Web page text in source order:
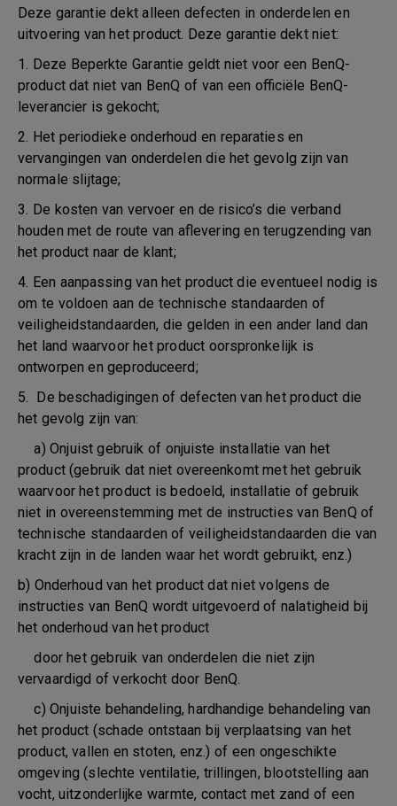
Deze garantie dekt alleen defecten in onderdelen en
uitvoering van het product. Deze garantie dekt niet:
1. Deze Beperkte Garantie geldt niet voor een BenQ-
product dat niet van BenQ of van een officiële BenQ-
leverancier is gekocht;
2. Het periodieke onderhoud en reparaties en
vervangingen van onderdelen die het gevolg zijn van
normale slijtage;
3. De kosten van vervoer en de risico’s die verband
houden met de route van aflevering en terugzending van
het product naar de klant;
4. Een aanpassing van het product die eventueel nodig is
om te voldoen aan de technische standaarden of
veiligheidstandaarden, die gelden in een ander land dan
het land waarvoor het product oorspronkelijk is
ontworpen en geproduceerd;
5. De beschadigingen of defecten van het product die
het gevolg zijn van:
a) Onjuist gebruik of onjuiste installatie van het
product (gebruik dat niet overeenkomt met het gebruik
waarvoor het product is bedoeld, installatie of gebruik
niet in overeenstemming met de instructies van BenQ of
technische standaarden of veiligheidstandaarden die van
kracht zijn in de landen waar het wordt gebruikt, enz.)
b) Onderhoud van het product dat niet volgens de
instructies van BenQ wordt uitgevoerd of nalatigheid bij
het onderhoud van het product
door het gebruik van onderdelen die niet zijn
vervaardigd of verkocht door BenQ.
c) Onjuiste behandeling, hardhandige behandeling van
het product (schade ontstaan bij verplaatsing van het
product, vallen en stoten, enz.) of een ongeschikte
omgeving (slechte ventilatie, trillingen, blootstelling aan
vocht, uitzonderlijke warmte, contact met zand of een